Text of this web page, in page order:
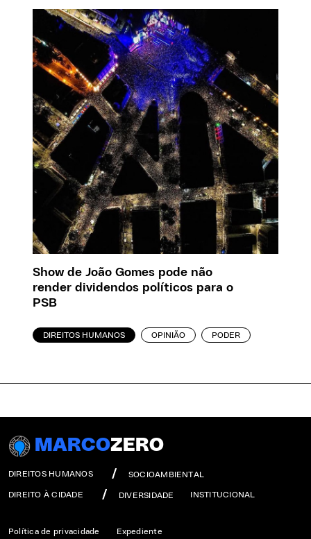
Show de João Gomes pode não
render dividendos políticos para o
PSB
DIREITOS HUMANOS OPINIÃO PODER
MARCOZERO
DIREITOS HUMANOS SOCIOAMBIENTAL
DIREITO À CIDADE DIVERSIDADE INSTITUCIONAL
Política de privacidade Expediente